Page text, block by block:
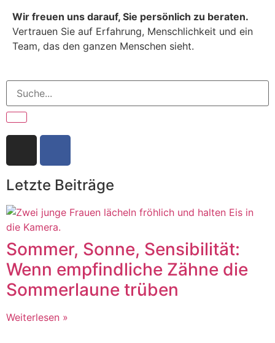
Wir freuen uns darauf, Sie persönlich zu beraten.
Vertrauen Sie auf Erfahrung, Menschlichkeit und ein
Team, das den ganzen Menschen sieht.
Letzte Beiträge
Sommer, Sonne, Sensibilität:
Wenn empfindliche Zähne die
Sommerlaune trüben
Weiterlesen »